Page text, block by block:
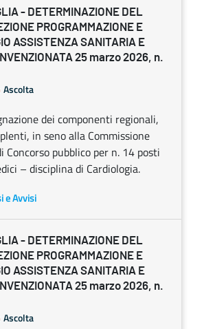
- DETERMINAZIONE DEL
PROGRAMMAZIONE E
ASSISTENZA SANITARIA E
25 marzo 2026, n.
Ascolta
dei componenti regionali,
in seno alla Commissione
Concorso pubblico per n. 14 posti
– disciplina di Cardiologia.
e Avvisi
- DETERMINAZIONE DEL
PROGRAMMAZIONE E
ASSISTENZA SANITARIA E
25 marzo 2026, n.
Ascolta